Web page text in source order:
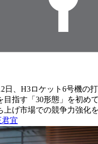
日、H3ロケット6号機の
目指す「30形態」を初め
上げ市場での競争力強化
君宜